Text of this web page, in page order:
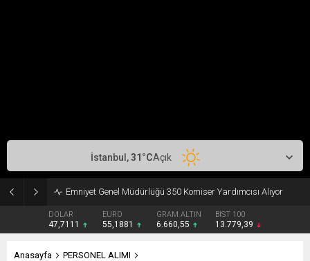
Emniyet Genel Müdürlüğü 350 Komiser Yardımcısı Alıyor
DOLAR
47,7111
EURO
55,1881
GRAM ALTIN
6.660,55
BIST 100
13.779,39
İstanbul,31°CAçık
Anasayfa
PERSONEL ALIMI